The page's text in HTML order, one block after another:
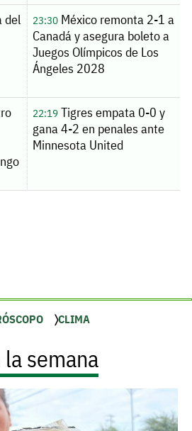
del
23:30México remonta 2-1 a
Canadá y asegura boleto a
Juegos Olímpicos de Los
Ángeles 2028
22:19Tigres empata 0-0 y
gana 4-2 en penales ante
Minnesota United
CLIMA
semana